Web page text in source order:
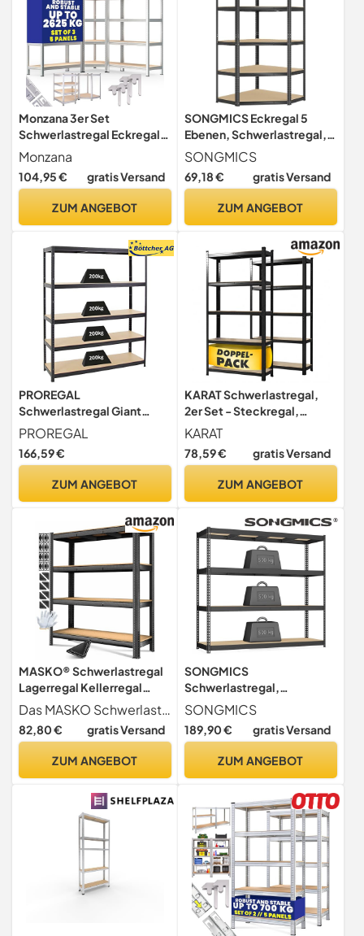
Monzana 3er Set
Schwerlastregal Eckregal
180 x 90 x 40 cm
Monzana
104,95 € gratis Versand
ZUM ANGEBOT
SONGMICS Eckregal 5
Ebenen, Schwerlastregal,
Metall, Lagerregal für
Garage, Abstellraum,
Kellerregal, bis 875 kg
x 40 x 43 cm）
GLR080B01
SONGMICS
69,18 € gratis Versand
ZUM ANGEBOT
PROREGAL
Schwerlastregal Giant
Elephant Schwarz
180x150x45cm Fachlast
200kg Kellerregal,
Lagerregal
PROREGAL
166,59 €
ZUM ANGEBOT
KARAT Schwerlastregal,
2er Set - Steckregal,
Kellerregal, Lagerregal - 5
verstellbare Böden
(Schwarz, 50 x 100 x 200
KARAT
78,59 € gratis Versand
ZUM ANGEBOT
MASKO® Schwerlastregal
Lagerregal Kellerregal
160x160x60cm, 1200kg
belastbar 4 verstellbare
Ablagen, MDF-Platten
Steckregal, Werkstattregal
Werkbank Schwarz
Das MASKO Schwerlastregal beeindruckt mit seiner außergewöhnlichen Stabilität, unterstützt durch zusätzliche Mittelstreben, die eine robuste Konstruktion gewährleisten. Diese Konstruktion ist speziell entworfen, um schweren Lasten standzuhalten, was es ideal macht für die Lagerung von schweren Gegenständen, Werkzeugen und Ausrüstungen in verschiedenen Umgebungen wie Werkstätten, Garagen oder Lagerhallen.
82,80 € gratis Versand
ZUM ANGEBOT
SONGMICS
Schwerlastregal,
Standregal, 4 Ablagen aus 8
mm dickem MDF,
Lagerregal,
2000 kg belastbar, Keller,
tintenschwarz, 60 x 200 x
183 cm, GLR728BZ01
SONGMICS
189,90 € gratis Versand
ZUM ANGEBOT